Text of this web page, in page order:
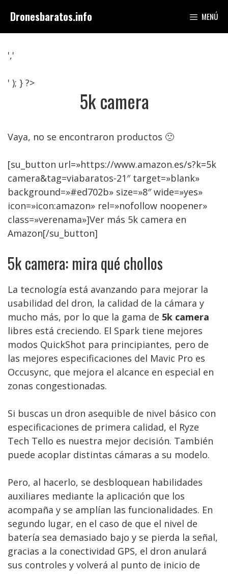
contenido
Dronesbaratos.info MENÚ
','
' ); } ?>
5k camera
Vaya, no se encontraron productos 🙁
[su_button url=»https://www.amazon.es/s?k=5k
camera&tag=viabaratos-21″ target=»blank»
background=»#ed702b» size=»8″ wide=»yes»
icon=»icon:amazon» rel=»nofollow noopener»
class=»verenama»]Ver más 5k camera en
Amazon[/su_button]
5k camera: mira qué chollos
La tecnología está avanzando para mejorar la
usabilidad del dron, la calidad de la cámara y
mucho más, por lo que la gama de 5k camera
libres está creciendo. El Spark tiene mejores
modos QuickShot para principiantes, pero de
las mejores especificaciones del Mavic Pro es
Occusync, que mejora el alcance en especial en
zonas congestionadas.
Si buscas un dron asequible de nivel básico con
especificaciones de primera calidad, el Ryze
Tech Tello es nuestra mejor decisión. También
puede acoplar distintas cámaras a su modelo.
Pero, al hacerlo, se desbloquean habilidades
auxiliares mediante la aplicación que los
acompaña y se amplían las funcionalidades. En
segundo lugar, en el caso de que el nivel de
batería sea demasiado bajo y se pierda la señal,
gracias a la conectividad GPS, el dron anulará
sus controles y volverá al punto de inicio de